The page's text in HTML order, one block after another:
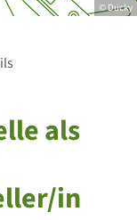
© Ducky
als
in